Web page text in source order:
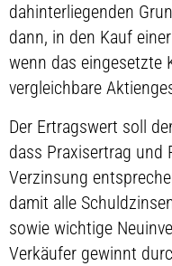
dahinterliegenden
dann, in den Kauf
wenn das eingesetzte
vergleichbare
Der Ertragswert soll
dass Praxisertrag und
Verzinsung
damit alle
sowie wichtige
Verkäufer gewinnt